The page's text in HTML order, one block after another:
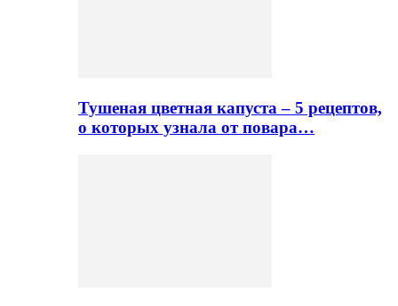
Тушеная цветная капуста – 5 рецептов,
о которых узнала от повара…